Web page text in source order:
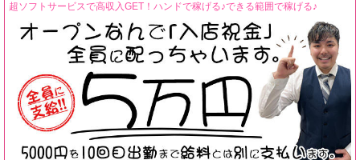
超ソフトサービスで高収入GET！ハンドで稼げる♪できる範囲で稼げる♪